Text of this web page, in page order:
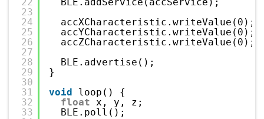
23
24
25
26
27
28
29
30
31
32
33
accXCharacteristic.writeValue(0);
accYCharacteristic.writeValue(0);
accZCharacteristic.writeValue(0);
BLE.advertise();
}
void
loop() {
float x, y, z;
BLE.poll();